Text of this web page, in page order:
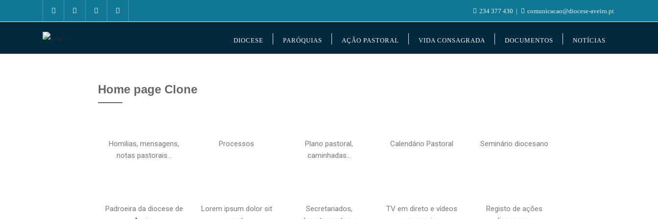
234 377 430 comunicacao@diocese-aveiro.pt
DIOCESE PARÓQUIAS AÇÃO PASTORAL VIDA CONSAGRADA DOCUMENTOS NOTÍCIAS
Home page Clone
Homilias, mensagens,
notas pastorais…
Processos
Plano pastoral,
caminhadas…
Calendário Pastoral Seminário diocesano
Padroeira da diocese de
Lorem ipsum dolor sit
Secretariados,
TV em direto e vídeos
Registo de ações